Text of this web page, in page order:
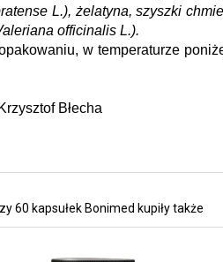
L.), żelatyna, szyszki
officinalis L.).
w temperaturze
Błecha
60 kapsułek Bonimed kupiły także